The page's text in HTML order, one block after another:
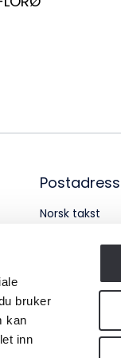
bruker
kan
inn
Norsk takst
Pb. 1516 Vika